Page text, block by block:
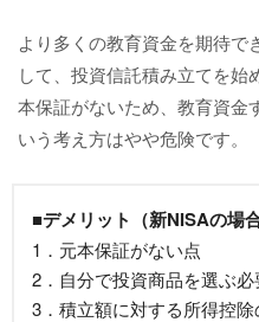
より多くの教育資金を期待で
して、投資信託積み立てを
本保証がないため、教育資金
いう考え方はやや危険です。
■デメリット（新NISAの場合
1．元本保証がない点
2．自分で投資商品を選ぶ
3．積立額に対する所得控